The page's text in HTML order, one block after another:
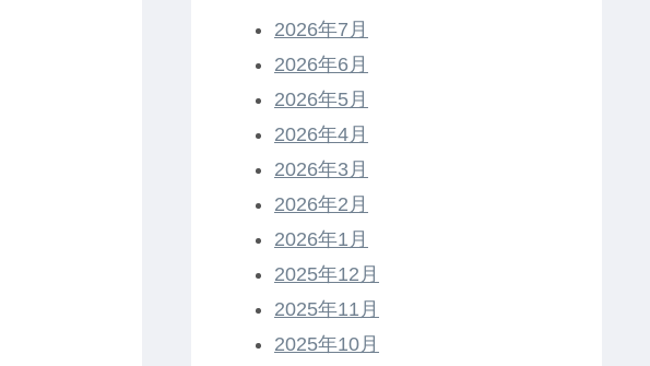
2026年7月
2026年6月
2026年5月
2026年4月
2026年3月
2026年2月
2026年1月
2025年12月
2025年11月
2025年10月